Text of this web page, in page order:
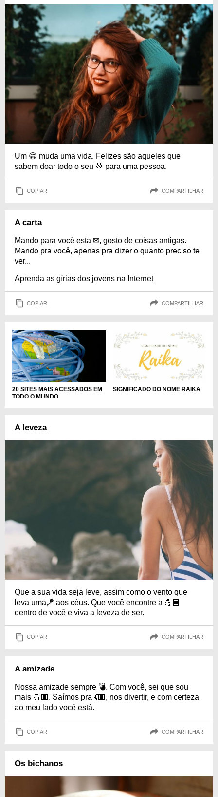
Um 😁 muda uma vida. Felizes são aqueles que
sabem doar todo o seu 💚 para uma pessoa.
COPIAR COMPARTILHAR
A carta
Mando para você esta ✉, gosto de coisas antigas.
Mando pra você, apenas pra dizer o quanto preciso te
ver...
Aprenda as gírias dos jovens na Internet
COPIAR COMPARTILHAR
20 SITES MAIS ACESSADOS EM
TODO O MUNDO
SIGNIFICADO DO NOME RAIKA
A leveza
Que a sua vida seja leve, assim como o vento que
leva uma🪁 aos céus. Que você encontre a 💪🏼
dentro de você e viva a leveza de ser.
COPIAR COMPARTILHAR
A amizade
Nossa amizade sempre 💣. Com você, sei que sou
mais 💪🏼. Saímos pra 💃🏽, nos divertir, e com certeza
ao meu lado você está.
COPIAR COMPARTILHAR
Os bichanos